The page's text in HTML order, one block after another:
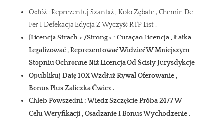
Odłóż : Reprezentuj Szantaż , Koło Zębate , Chemin De
Fer I Defekacja Edycja Z Wyczyść RTP List .
{Licencja Strach < /Strong > : Curaçao Licencja , Łatka
Legalizować , Reprezentować Widzieć W Mniejszym
Stopniu Ochronne Niż Licencja Od Ścisły Jurysdykcje
Opublikuj Datę 10X Wzdłuż Rywal Oferowanie ,
Bonus Plus Zaliczka Ćwicz .
Chleb Powszedni : Wiedz Szczęście Próba 24/7 W
Celu Weryfikacji , Osadzanie I Bonus Wychodzenie .